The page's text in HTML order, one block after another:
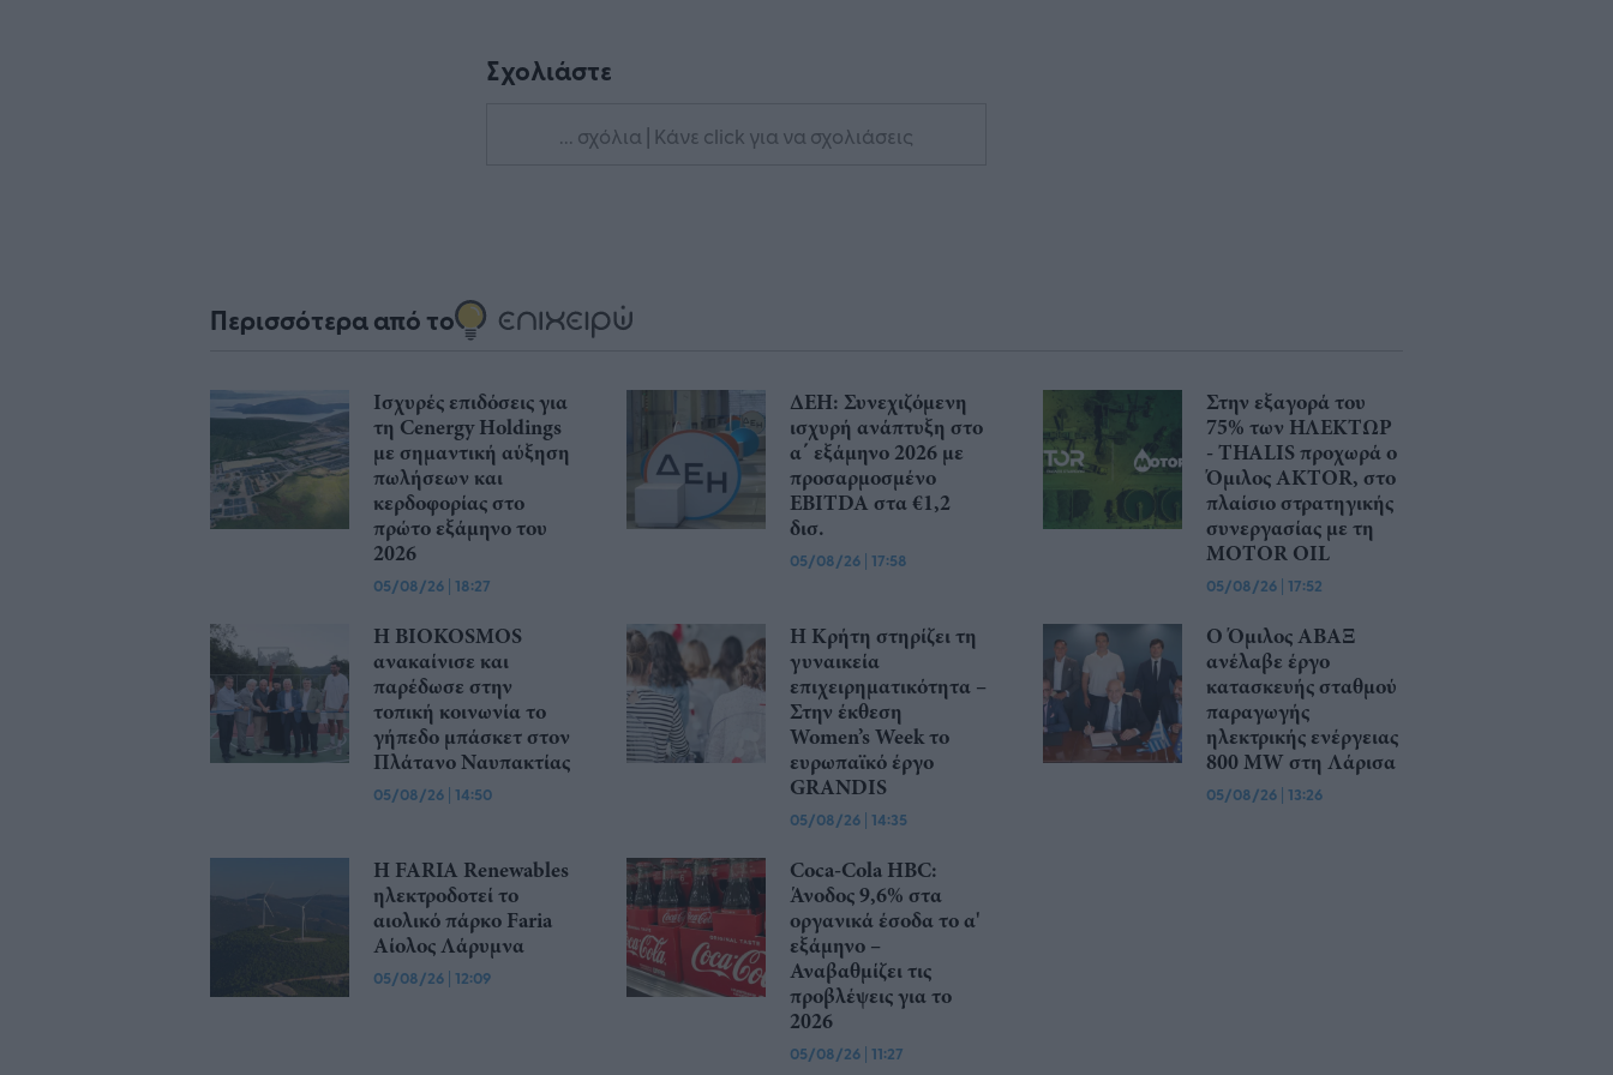
Σχολιάστε
... σχόλια | Κάνε click για να σχολιάσεις
Περισσότερα από το
Ισχυρές επιδόσεις για
τη Cenergy Holdings
με σημαντική αύξηση
πωλήσεων και
κερδοφορίας στο
πρώτο εξάμηνο του
2026
05/08/26 | 18:27
ΔΕΗ: Συνεχιζόμενη
ισχυρή ανάπτυξη στο
α΄ εξάμηνο 2026 με
προσαρμοσμένο
EBITDA στα €1,2
δισ.
05/08/26 | 17:58
Στην εξαγορά του
75% των ΗΛΕΚΤΩΡ
- THALIS προχωρά ο
Όμιλος AKTOR, στο
πλαίσιο στρατηγικής
συνεργασίας με τη
MOTOR OIL
05/08/26 | 17:52
Η BIOKOSMOS
ανακαίνισε και
παρέδωσε στην
τοπική κοινωνία το
γήπεδο μπάσκετ στον
Πλάτανο Ναυπακτίας
05/08/26 | 14:50
Η Κρήτη στηρίζει τη
γυναικεία
επιχειρηματικότητα –
Στην έκθεση
Women’s Week το
ευρωπαϊκό έργο
GRANDIS
05/08/26 | 14:35
Ο Όμιλος ΑΒΑΞ
ανέλαβε έργο
κατασκευής σταθμού
παραγωγής
ηλεκτρικής ενέργειας
800 ΜW στη Λάρισα
05/08/26 | 13:26
Η FARIA Renewables
ηλεκτροδοτεί το
αιολικό πάρκο Faria
Αίολος Λάρυμνα
05/08/26 | 12:09
Coca-Cola HBC:
Άνοδος 9,6% στα
οργανικά έσοδα το α'
εξάμηνο –
Αναβαθμίζει τις
προβλέψεις για το
2026
05/08/26 | 11:27